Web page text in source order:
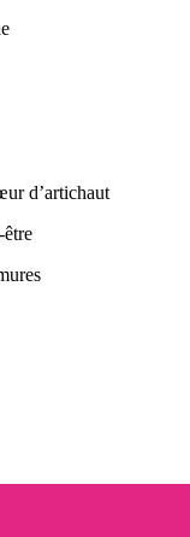
d’artichaut
être